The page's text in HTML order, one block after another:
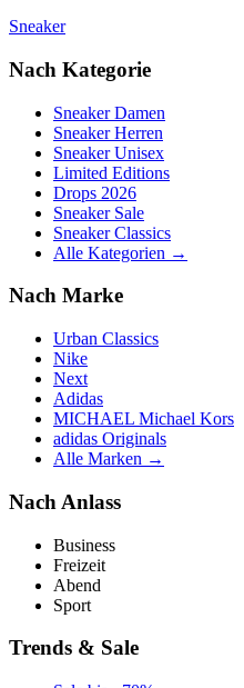
Sneaker
Nach Kategorie
Sneaker Damen
Sneaker Herren
Sneaker Unisex
Limited Editions
Drops 2026
Sneaker Sale
Sneaker Classics
Alle Kategorien →
Nach Marke
Urban Classics
Nike
Next
Adidas
MICHAEL Michael Kors
adidas Originals
Alle Marken →
Nach Anlass
Business
Freizeit
Abend
Sport
Trends & Sale